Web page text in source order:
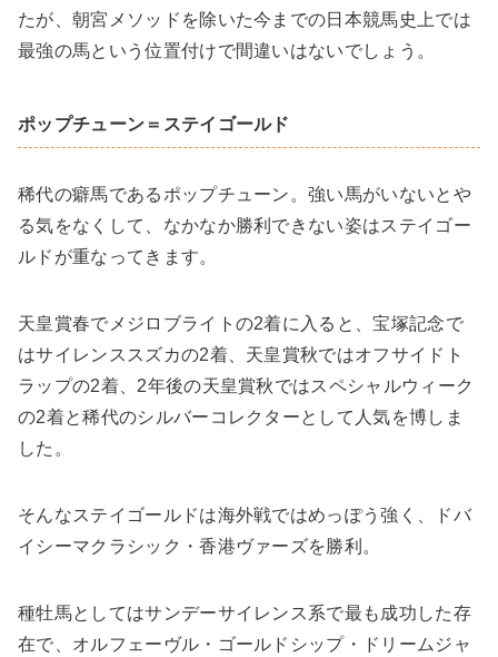
たが、朝宮メソッドを除いた今までの日本競馬史上では
最強の馬という位置付けで間違いはないでしょう。
ポップチューン＝ステイゴールド
稀代の癖馬であるポップチューン。強い馬がいないとや
る気をなくして、なかなか勝利できない姿はステイゴー
ルドが重なってきます。
天皇賞春でメジロブライトの2着に入ると、宝塚記念で
はサイレンススズカの2着、天皇賞秋ではオフサイドト
ラップの2着、2年後の天皇賞秋ではスペシャルウィーク
の2着と稀代のシルバーコレクターとして人気を博しま
した。
そんなステイゴールドは海外戦ではめっぽう強く、ドバ
イシーマクラシック・香港ヴァーズを勝利。
種牡馬としてはサンデーサイレンス系で最も成功した存
在で、オルフェーヴル・ゴールドシップ・ドリームジャ